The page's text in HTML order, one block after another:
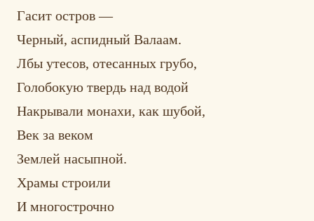
Гасит остров —
Черный, аспидный Валаам.
Лбы утесов, отесанных грубо,
Голобокую твердь над водой
Накрывали монахи, как шубой,
Век за веком
Землей насыпной.
Храмы строили
И многострочно